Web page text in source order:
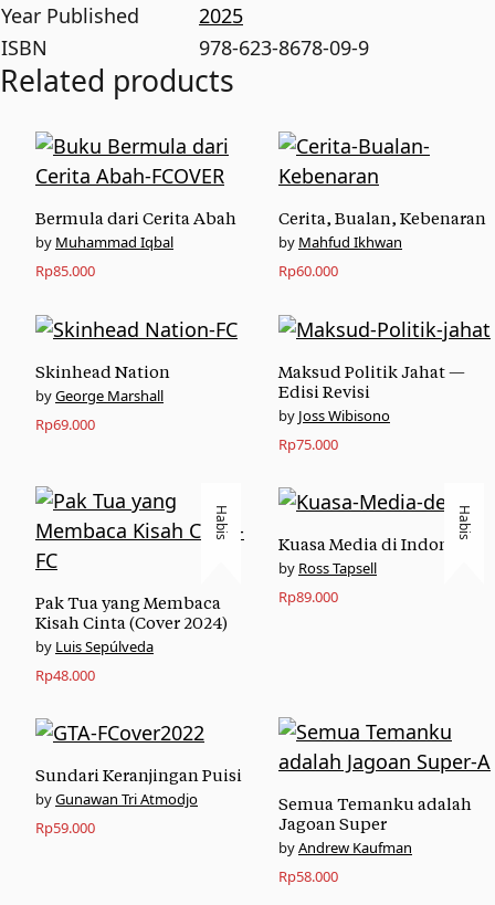
Year Published
2025
ISBN
978-623-8678-09-9
Related products
Bermula dari Cerita Abah
Muhammad Iqbal
Rp85.000
Cerita, Bualan, Kebenaran
Mahfud Ikhwan
Rp60.000
Skinhead Nation
George Marshall
Rp69.000
Maksud Politik Jahat —
Edisi Revisi
Joss Wibisono
Rp75.000
Habis
Pak Tua yang Membaca
Kisah Cinta (Cover 2024)
Luis Sepúlveda
Rp48.000
Habis
Kuasa Media di Indonesia
Ross Tapsell
Rp89.000
Sundari Keranjingan Puisi
Gunawan Tri Atmodjo
Rp59.000
Semua Temanku adalah
Jagoan Super
Andrew Kaufman
Rp58.000